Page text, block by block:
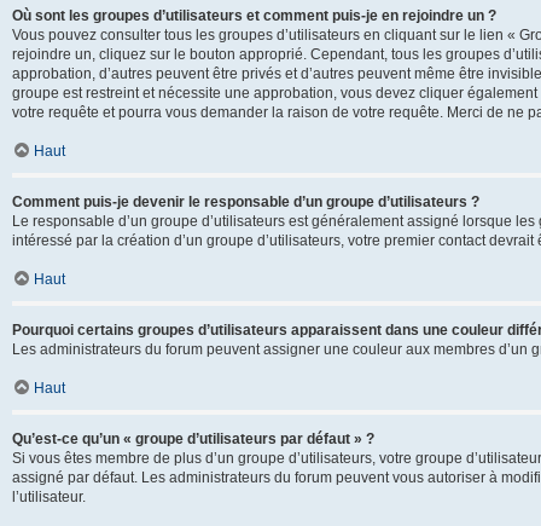
Où sont les groupes d’utilisateurs et comment puis-je en rejoindre un ?
Vous pouvez consulter tous les groupes d’utilisateurs en cliquant sur le lien «
rejoindre un, cliquez sur le bouton approprié. Cependant, tous les groupes
approbation, d’autres peuvent être privés et d’autres peuvent même être
groupe est restreint et nécessite une approbation, vous devez cliquer
votre requête et pourra vous demander la raison de votre requête. Merci de ne
Haut
Comment puis-je devenir le responsable d’un groupe d’utilisateurs ?
Le responsable d’un groupe d’utilisateurs est généralement assigné lorsque
intéressé par la création d’un groupe d’utilisateurs, votre premier contact
Haut
Pourquoi certains groupes d’utilisateurs apparaissent dans une couleur
Les administrateurs du forum peuvent assigner une couleur aux membres d’un
Haut
Qu’est-ce qu’un « groupe d’utilisateurs par défaut » ?
Si vous êtes membre de plus d’un groupe d’utilisateurs, votre groupe
assigné par défaut. Les administrateurs du forum peuvent vous autoriser à
l’utilisateur.